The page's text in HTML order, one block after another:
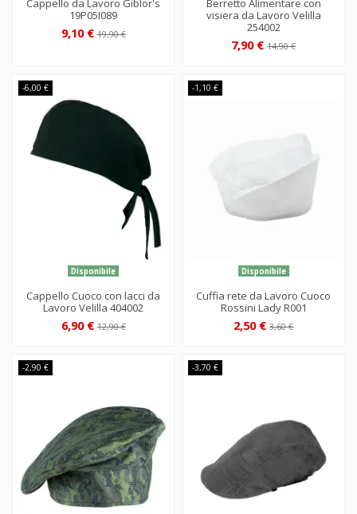
Cappello da Lavoro Giblor's
19P05I089
9,10 €19,90 €
Berretto Alimentare con
visiera da Lavoro Velilla
254002
7,90 €14,90 €
-6,00 €
Disponibile
Cappello Cuoco con lacci da
Lavoro Velilla 404002
6,90 €12,90 €
-1,10 €
Disponibile
Cuffia rete da Lavoro Cuoco
Rossini Lady R001
2,50 €3,60 €
-2,90 € -3,70 €